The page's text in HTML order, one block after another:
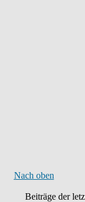
Nach oben
Beiträge der